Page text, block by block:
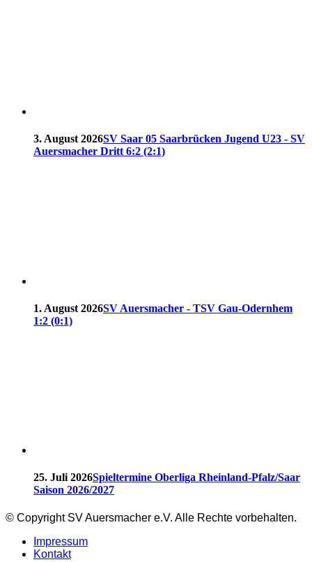
3. August 2026SV Saar 05 Saarbrücken Jugend U23 - SV
Auersmacher Dritt 6:2 (2:1)
1. August 2026SV Auersmacher - TSV Gau-Odernhem
1:2 (0:1)
25. Juli 2026Spieltermine Oberliga Rheinland-Pfalz/Saar
Saison 2026/2027
© Copyright SV Auersmacher e.V. Alle Rechte vorbehalten.
Impressum
Kontakt